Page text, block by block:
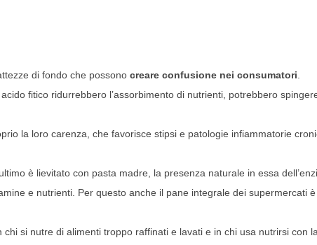
di fondo che possono creare confusione nei consumatori
fitico ridurrebbero l’assorbimento di nutrienti, potrebbero
la loro carenza, che favorisce stipsi e patologie infiammatorie
è lievitato con pasta madre, la presenza naturale in essa
e nutrienti. Per questo anche il pane integrale dei supermercati è
si nutre di alimenti troppo raffinati e lavati e in chi usa nutrirsi con la